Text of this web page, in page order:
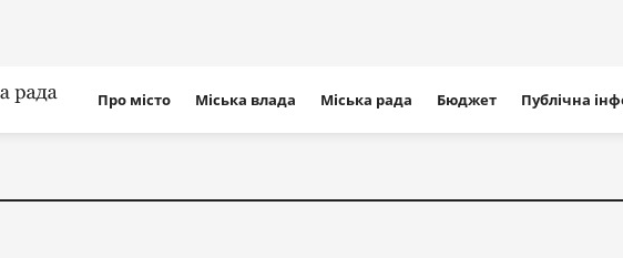
сайту
Про місто Міська влада Міська рада Бюджет Публічна